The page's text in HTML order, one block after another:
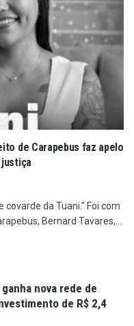
de Carapebus faz apelo
justiça
da Tuani." Foi com
Bernard Tavares,...
ganha nova rede de
de R$ 2,4